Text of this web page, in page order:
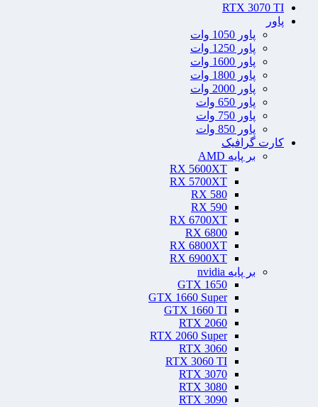
RTX 3070 TI
پاور
پاور 1050 وات
پاور 1250 وات
پاور 1600 وات
پاور 1800 وات
پاور 2000 وات
پاور 650 وات
پاور 750 وات
پاور 850 وات
کارت گرافیک
بر پایه AMD
RX 5600XT
RX 5700XT
RX 580
RX 590
RX 6700XT
RX 6800
RX 6800XT
RX 6900XT
بر پایه nvidia
GTX 1650
GTX 1660 Super
GTX 1660 TI
RTX 2060
RTX 2060 Super
RTX 3060
RTX 3060 TI
RTX 3070
RTX 3080
RTX 3090